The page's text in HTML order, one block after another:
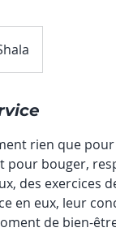
rien que
pour bouger,
des exercices
en eux, leur
de bien-